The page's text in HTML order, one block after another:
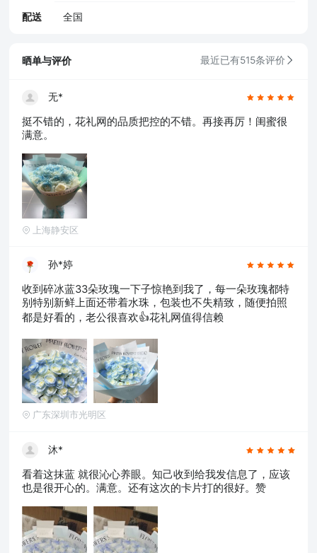
配送 全国
晒单与评价 最近已有515条评价
无*
挺不错的，花礼网的品质把控的不错。再接再厉！闺蜜很
满意。
上海静安区
孙*婷
收到碎冰蓝33朵玫瑰一下子惊艳到我了，每一朵玫瑰都特
别特别新鲜上面还带着水珠，包装也不失精致，随便拍照
都是好看的，老公很喜欢👍花礼网值得信赖
广东深圳市光明区
沐*
看着这抹蓝 就很沁心养眼。知己收到给我发信息了，应该
也是很开心的。满意。还有这次的卡片打的很好。赞